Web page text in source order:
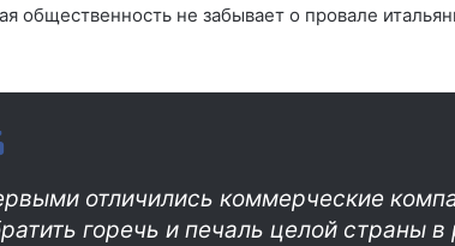
общественность не забывает о провале
отличились коммерческие
горечь и печаль целой страны